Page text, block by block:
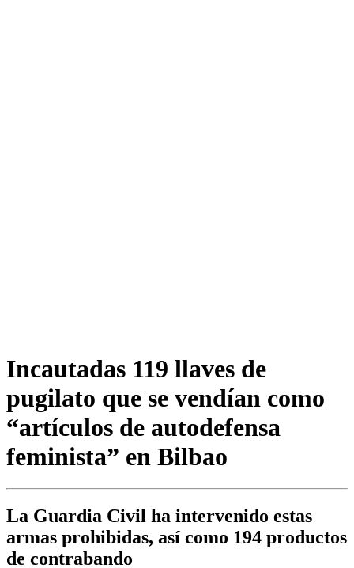
Incautadas 119 llaves de
pugilato que se vendían como
“artículos de autodefensa
feminista” en Bilbao
La Guardia Civil ha intervenido estas
armas prohibidas, así como 194 productos
de contrabando